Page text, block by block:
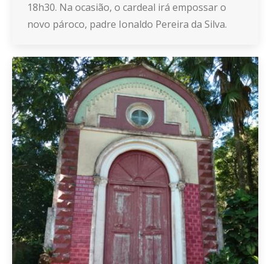
18h30. Na ocasião, o cardeal irá empossar o
novo pároco, padre Ionaldo Pereira da Silva.